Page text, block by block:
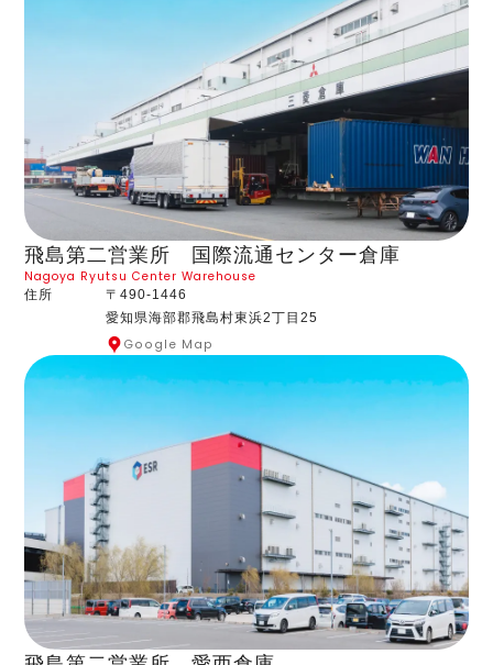
飛島第二営業所 国際流通センター倉庫
Nagoya Ryutsu Center Warehouse
住所
〒490-1446
愛知県海部郡飛島村東浜2丁目25
Google Map